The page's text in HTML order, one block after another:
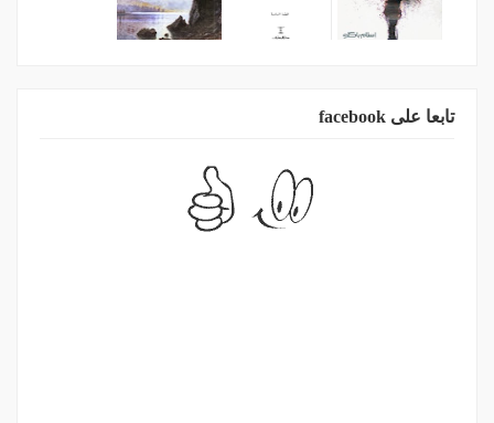
تابعا على facebook